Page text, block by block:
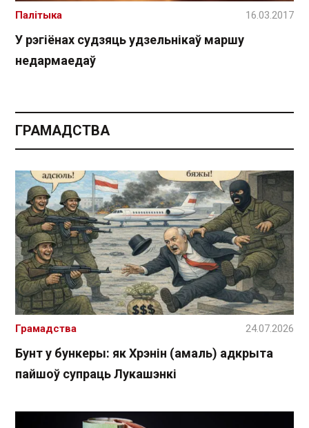
У рэгіёнах судзяць удзельнікаў маршу
недармаедаў
Палітыка 16.03.2017
ГРАМАДСТВА
Бунт у бункеры: як Хрэнін (амаль) адкрыта
пайшоў супраць Лукашэнкі
Грамадства 24.07.2026